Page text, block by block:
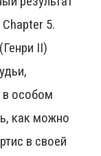
5.
II)
особом
как можно
в своей